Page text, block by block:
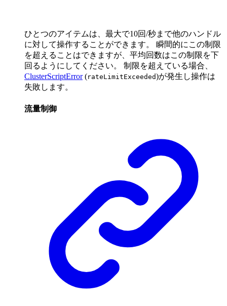
ひとつのアイテムは、最大で10回/秒まで他のハンドル
に対して操作することができます。 瞬間的にこの制限
を超えることはできますが、平均回数はこの制限を下
回るようにしてください。 制限を超えている場合、
ClusterScriptError(rateLimitExceeded)が発生し操作は
失敗します。
流量制御